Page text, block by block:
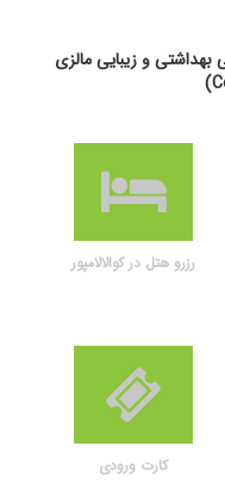
بهداشتی و زیبایی مالزی
رزرو هتل در کوالالامپور
کارت ورودی